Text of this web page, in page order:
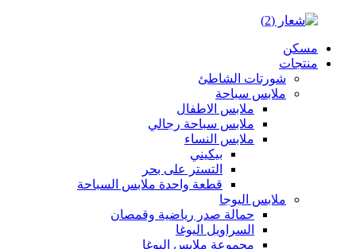
مسكن
منتجات
شورتات الشاطئ
ملابس سباحة
ملابس الاطفال
ملابس سباحة رجالي
ملابس النساء
بيكيني
التستر على بحر
قطعة واحدة ملابس السباحة
ملابس اليوجا
حمالة صدر رياضية وقمصان
السراويل اليوغا
مجموعة ملابس اليوغا